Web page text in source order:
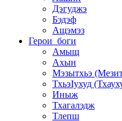
Дэгуджэ
Бэдэф
Ащэмэз
Герои_боги
Амыщ
Ахын
Мэзытхьэ
ТхьэIухуд
Иныж
Тхагалэдж
Тлепш